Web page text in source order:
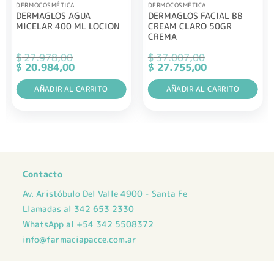
DERMOCOSMÉTICA
DERMAGLOS AGUA
MICELAR 400 ML LOCION
$27.978,00
El
precio
original
era:
$ 27.978,00.
$ 20.984,00El
precio
actual
es:
$ 20.984,00.
AÑADIR AL CARRITO
DERMOCOSMÉTICA
DERMAGLOS FACIAL BB
CREAM CLARO 50GR
CREMA
$37.007,00
El
precio
original
era:
$ 37.007,00.
$ 27.755,00El
precio
actual
es:
$ 27.755,00.
AÑADIR AL CARRITO
Contacto
Av. Aristóbulo Del Valle 4900 - Santa Fe
Llamadas al 342 653 2330
WhatsApp al +54 342 5508372
info@farmaciapacce.com.ar